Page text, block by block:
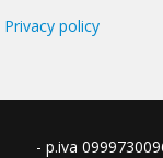
Privacy policy
- p.iva